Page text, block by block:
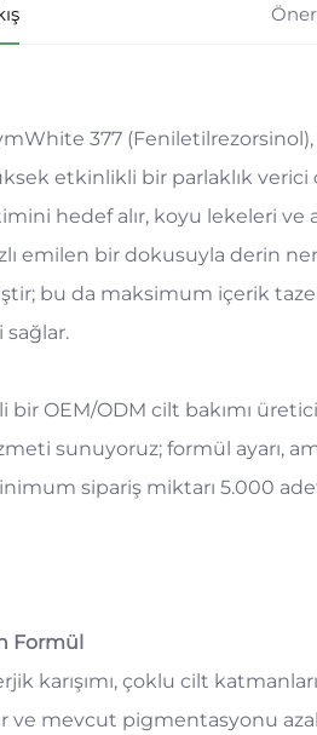
377
etkinlikli bir parlaklık verici
hedef alır, koyu lekeleri ve
emilen bir dokusuyla derin
bu da maksimum içerik
OEM/ODM cilt bakımı
sunuyoruz; formül ayarı,
sipariş miktarı 5.000
Formül
karışımı, çoklu cilt
ve mevcut pigmentasyonu